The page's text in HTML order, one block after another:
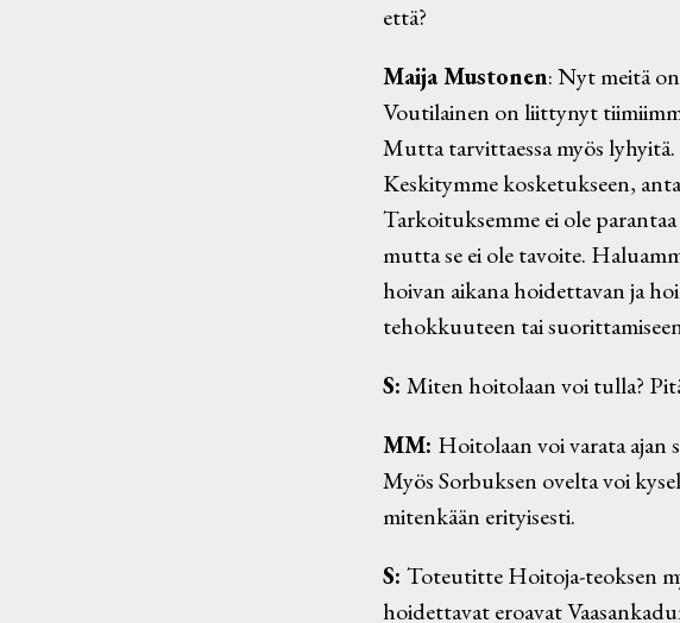
että?
Maija Mustonen: Nyt meitä
Voutilainen on liittynyt
Mutta tarvittaessa myös
Keskitymme kosketukseen,
Tarkoituksemme ei ole
mutta se ei ole tavoite.
hoivan aikana hoidettavan ja
tehokkuuteen tai
S: Miten hoitolaan voi tulla?
MM: Hoitolaan voi varata ajan
Myös Sorbuksen ovelta voi
mitenkään erityisesti.
S: Toteutitte Hoitoja-teoksen
hoidettavat eroavat